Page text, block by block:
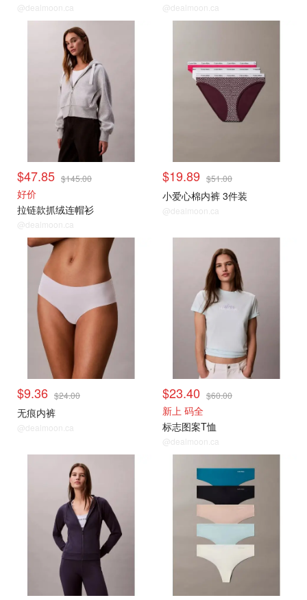
@dealmoon.ca @dealmoon.ca
$47.85 $145.00
好价
拉链款抓绒连帽衫
@dealmoon.ca
$19.89 $51.00
小爱心棉内裤 3件装
@dealmoon.ca
$9.36 $24.00
无痕内裤
@dealmoon.ca
$23.40 $60.00
新上 码全
标志图案T恤
@dealmoon.ca